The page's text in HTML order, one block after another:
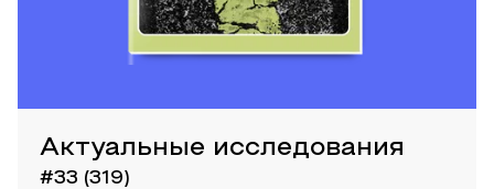
Актуальные исследования
#33 (319)